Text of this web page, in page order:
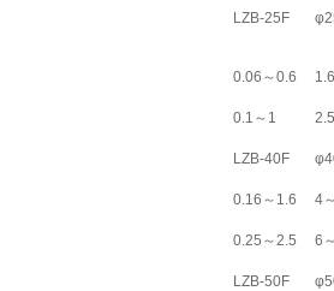
LZB-25F
0.06～0.6
0.1～1
LZB-40F
0.16～1.6 4
0.25～2.5 6
LZB-50F